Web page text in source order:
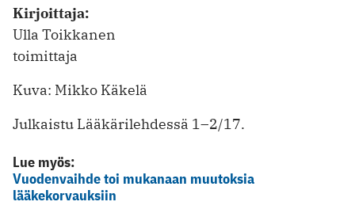
Kirjoittaja:
Ulla Toikkanen
toimittaja
Kuva: Mikko Käkelä
Julkaistu Lääkärilehdessä 1–2/17.
Lue myös:
Vuodenvaihde toi mukanaan muutoksia
lääkekorvauksiin